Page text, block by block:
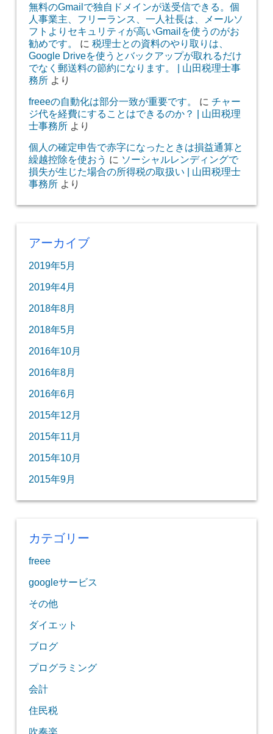
無料のGmailで独自ドメインが送受信できる。個
人事業主、フリーランス、一人社長は、メールソ
フトよりセキュリティが高いGmailを使うのがお
勧めです。
に 税理士との資料のやり取りは、
Google Driveを使うとバックアップが取れるだけ
でなく郵送料の節約になります。 | 山田税理士事
務所より
freeeの自動化は部分一致が重要です。
に チャー
ジ代を経費にすることはできるのか？ | 山田税理
士事務所より
個人の確定申告で赤字になったときは損益通算と
繰越控除を使おう に ソーシャルレンディングで
損失が生じた場合の所得税の取扱い | 山田税理士
事務所より
アーカイブ
2019年5月
2019年4月
2018年8月
2018年5月
2016年10月
2016年8月
2016年6月
2015年12月
2015年11月
2015年10月
2015年9月
カテゴリー
freee
googleサービス
その他
ダイエット
ブログ
プログラミング
会計
住民税
吹奏楽